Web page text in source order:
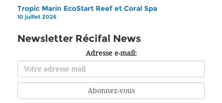
Tropic Marin EcoStart Reef et Coral Spa
10 juillet 2026
Newsletter Récifal News
Adresse e-mail: